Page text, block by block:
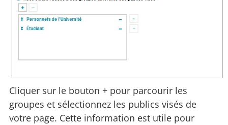
Cliquer sur le bouton + pour parcourir les
groupes et sélectionnez les publics visés de
votre page. Cette information est utile pour